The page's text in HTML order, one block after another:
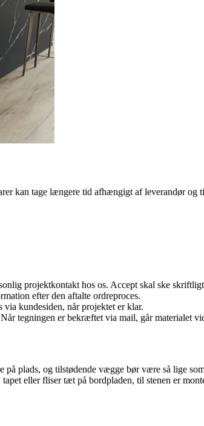
kan tage længere tid afhængigt af leverandør
projektkontakt hos os. Accept skal ske
efter den aftalte ordreproces.
kundesiden, når projektet er klar.
tegningen er bekræftet via mail, går materialet
plads, og tilstødende vægge bør være så lige
eller fliser tæt på bordpladen, til stenen er